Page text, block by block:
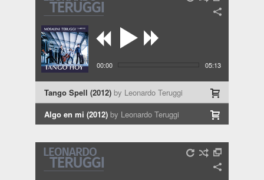
00:00 05:13
Tango Spell (2012) by Leonardo Teruggi
Algo en mi (2012) by Leonardo Teruggi